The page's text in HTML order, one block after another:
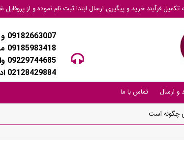
فرآیند خرید و پیگیری ارسال ابتدا ثبت نام نموده و از
09182663007 و
09185983418 مشتریان
09229744685 واتساپ
02128429884 اداری
و ارسال تماس با ما
چگونه است